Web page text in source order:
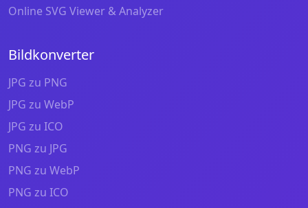
Online SVG Viewer & Analyzer
Bildkonverter
JPG zu PNG
JPG zu WebP
JPG zu ICO
PNG zu JPG
PNG zu WebP
PNG zu ICO